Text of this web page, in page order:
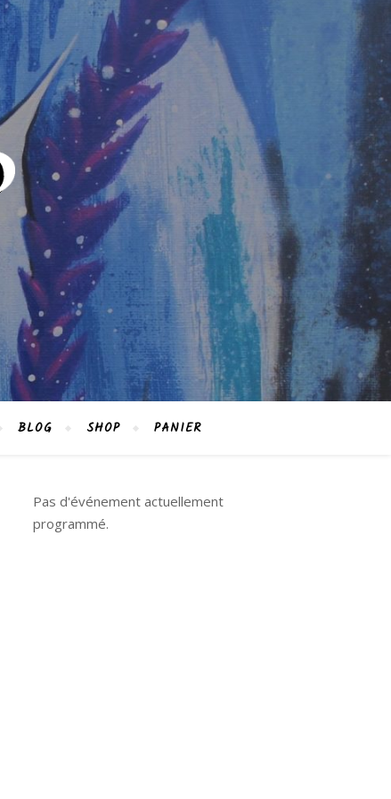
BLOG SHOP PANIER
Pas d'événement actuellement
programmé.